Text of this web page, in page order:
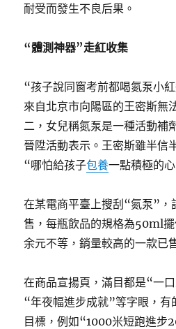
耐受而發生不良后果。
“體測神器”走紅收集
“孩子說同窗考前都喝氮泵小
來自北京市向陽區的王密斯無
二，女兒稱氮泵是一種活動補
晉陞活動表示。王密斯雖半信
“哪怕給孩子包養一點積極的
在某電商平臺上搜刮“氮泵”，
售，每瓶飲品的規格為50ml
余元不等，銷量較高的一款已
在商品宣揚頁，滿目都是“一
“年夜幅進步成就”等字眼，有
目標，例如“1000米短跑進步